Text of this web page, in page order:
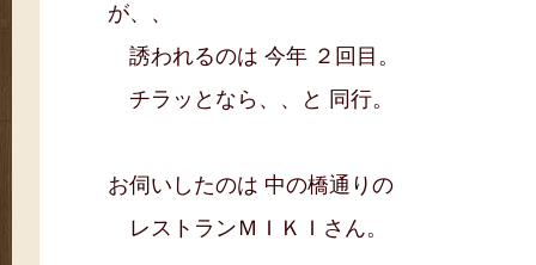
が、、
誘われるのは 今年 ２回目。
チラッとなら、、と 同行。
お伺いしたのは 中の橋通りの
レストランＭＩＫＩさん。